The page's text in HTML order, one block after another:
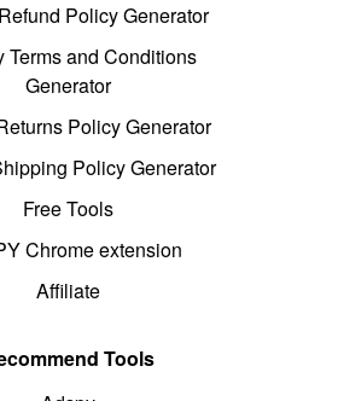
Policy Generator
Terms and Conditions
Generator
Policy Generator
Policy Generator
Free Tools
Chrome extension
Affiliate
Tools